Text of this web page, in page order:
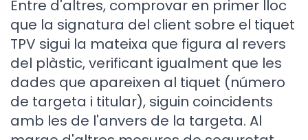
Entre d'altres, comprovar en primer lloc
que la signatura del client sobre el tiquet
TPV sigui la mateixa que figura al revers
del plàstic, verificant igualment que les
dades que apareixen al tiquet (número
de targeta i titular), siguin coincidents
amb les de l'anvers de la targeta. Al